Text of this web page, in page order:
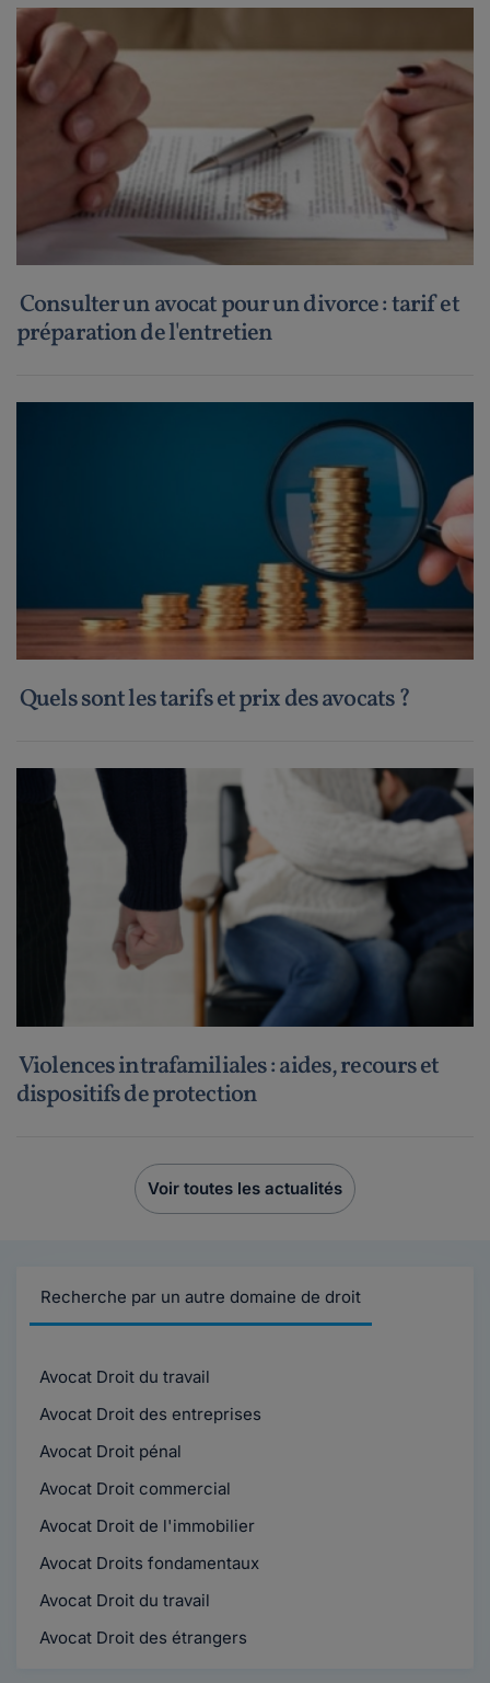
Consulter un avocat pour un divorce : tarif et
préparation de l'entretien
Quels sont les tarifs et prix des avocats ?
Violences intrafamiliales : aides, recours et
dispositifs de protection
Voir toutes les actualités
Recherche par un autre domaine de droit
Avocat Droit du travail
Avocat Droit des entreprises
Avocat Droit pénal
Avocat Droit commercial
Avocat Droit de l'immobilier
Avocat Droits fondamentaux
Avocat Droit du travail
Avocat Droit des étrangers